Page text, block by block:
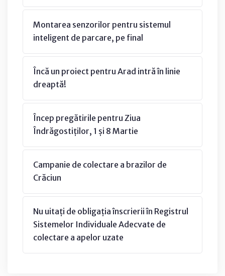
Montarea senzorilor pentru sistemul
inteligent de parcare, pe final
Încă un proiect pentru Arad intră în linie
dreaptă!
Încep pregătirile pentru Ziua
Îndrăgostiților, 1 și 8 Martie
Campanie de colectare a brazilor de
Crăciun
Nu uitați de obligația înscrierii în Registrul
Sistemelor Individuale Adecvate de
colectare a apelor uzate